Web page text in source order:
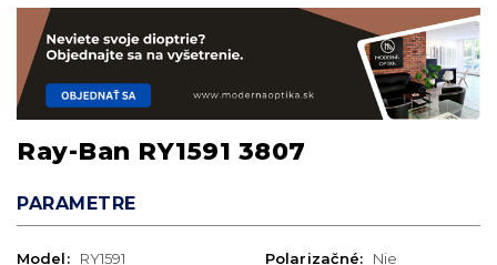
Ray-Ban RY1591 3807
PARAMETRE
Model:
RY1591
Polarizačné:
Nie